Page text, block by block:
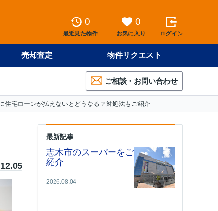
0
最近見た物件
0
お気に入り ログイン
売却査定 物件リクエスト
ご相談・お問い合わせ
住宅ローンが払えないとどうなる？対処法もご紹介
最新記事
志木市のスーパーをご
紹介
2026.08.04